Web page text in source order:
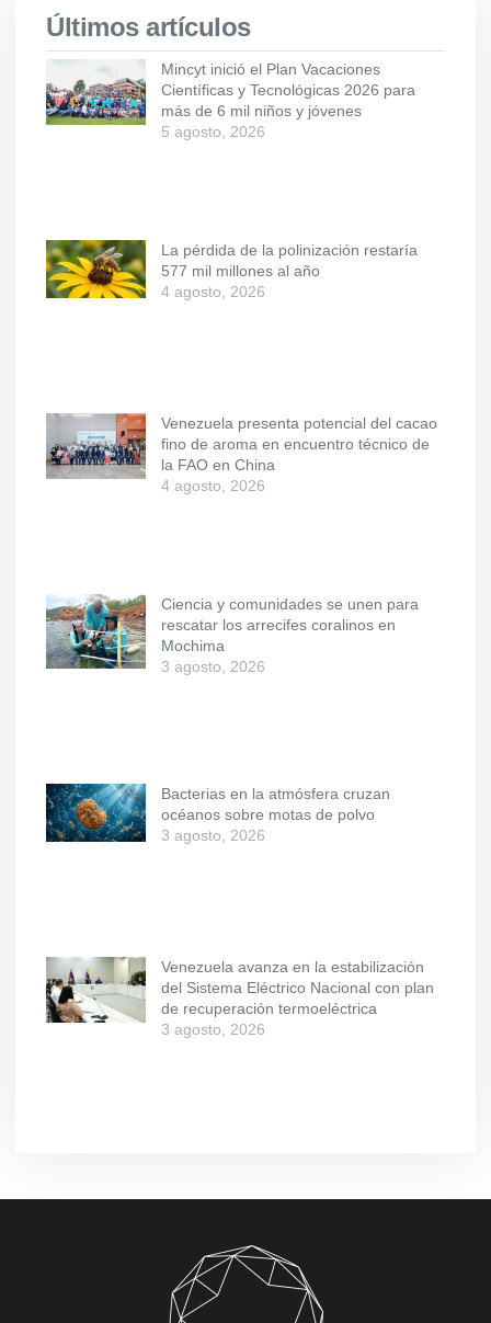
Últimos artículos
Mincyt inició el Plan Vacaciones
Científicas y Tecnológicas 2026 para
más de 6 mil niños y jóvenes
5 agosto, 2026
La pérdida de la polinización restaría
577 mil millones al año
4 agosto, 2026
Venezuela presenta potencial del cacao
fino de aroma en encuentro técnico de
la FAO en China
4 agosto, 2026
Ciencia y comunidades se unen para
rescatar los arrecifes coralinos en
Mochima
3 agosto, 2026
Bacterias en la atmósfera cruzan
océanos sobre motas de polvo
3 agosto, 2026
Venezuela avanza en la estabilización
del Sistema Eléctrico Nacional con plan
de recuperación termoeléctrica
3 agosto, 2026